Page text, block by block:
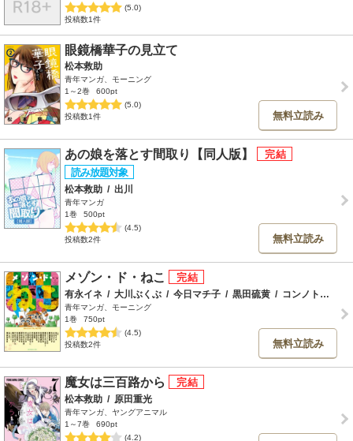
(5.0)
投稿数1件
眼鏡橋華子の見立て
松本救助
青年マンガ、モーニング
1～2巻
600pt
(5.0)
投稿数1件
無料立読み
あの娘を落とす間取り【同人版】
松本救助 / 出川
青年マンガ
1巻
500pt
(4.5)
投稿数2件
無料立読み
メゾン・ド・ねこ
有永イネ / 大川ぶくぶ / 今日マチ子 / 黒田硫黄 / コンノトヒロ
青年マンガ、モーニング
1巻
750pt
(4.5)
投稿数2件
無料立読み
魔女は三百路から
松本救助 / 原田重光
青年マンガ、ヤングアニマル
1～7巻
690pt
(4.2)